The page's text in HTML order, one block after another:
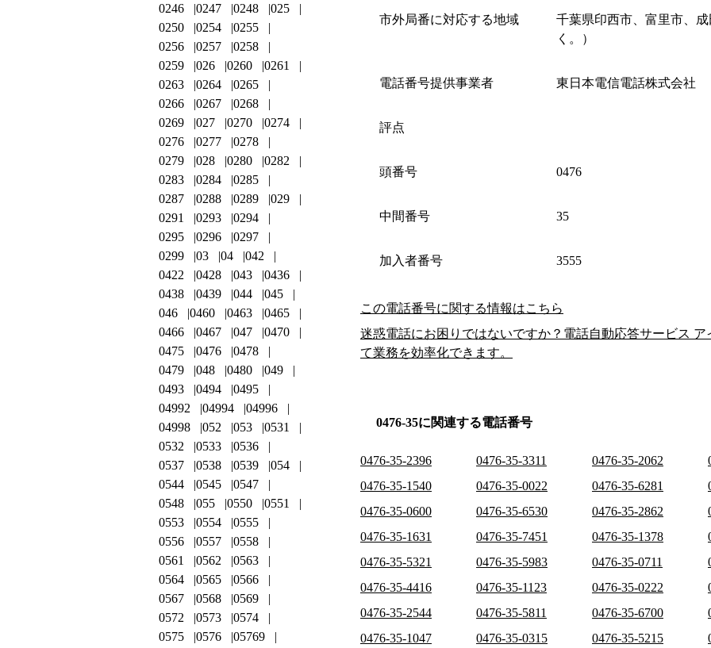
市外局番に対応する地域
千葉県印西市、富里市、
く。）
電話番号提供事業者 東日本電信電話株式会社
評点
頭番号 0476
中間番号 35
加入者番号 3555
この電話番号に関する情報はこちら
迷惑電話にお困りではないですか？電話自動応答サービス
て業務を効率化できます。
0476-35に関連する電話番号
0476-35-2396 0476-35-3311 0476-35-2062
0476-35-1540
0476-35-0022 0476-35-6281
0476-35-0600
0476-35-6530 0476-35-2862
0476-35-1631
0476-35-7451 0476-35-1378
0476-35-5321
0476-35-5983 0476-35-0711
0476-35-4416
0476-35-1123 0476-35-0222
0476-35-2544
0476-35-5811 0476-35-6700
0476-35-1047
0476-35-0315 0476-35-5215
0246
0247 0248
025
0250
0254
0255
0256
0257
0258
0259
026 0260
0261
0263
0264
0265
0266
0267
0268
0269
027 0270
0274
0276
0277
0278
0279
028 0280
0282
0283
0284
0285
0287
0288 0289
029
0291
0293
0294
0295
0296
0297
0299
03 04
042
0422
0428 043
0436
0438
0439 044
045
046
0460 0463
0465
0466
0467 047
0470
0475
0476
0478
0479
048 0480
049
0493
0494
0495
04992
04994
04996
04998
052 053
0531
0532
0533
0536
0537
0538 0539
054
0544
0545
0547
0548
055 0550
0551
0553
0554
0555
0556
0557
0558
0561
0562
0563
0564
0565
0566
0567
0568
0569
0572
0573
0574
0575
0576
05769